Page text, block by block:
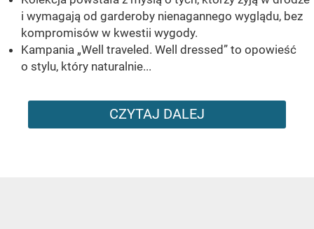
i wymagają od garderoby nienagannego wyglądu, bez
kompromisów w kwestii wygody.
Kampania „Well traveled. Well dressed” to opowieść
o stylu, który naturalnie...
CZYTAJ DALEJ